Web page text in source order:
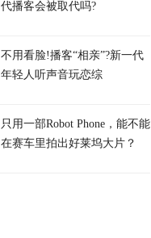
代播客会被取代吗?
不用看脸!播客“相亲”?新一代
年轻人听声音玩恋综
只用一部Robot Phone，能不能
在赛车里拍出好莱坞大片？